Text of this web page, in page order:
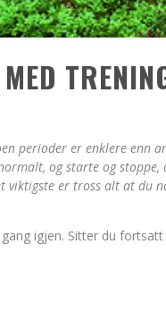
perioder er enklere enn
og starte og stoppe,
viktigste er tross alt at du
igjen. Sitter du